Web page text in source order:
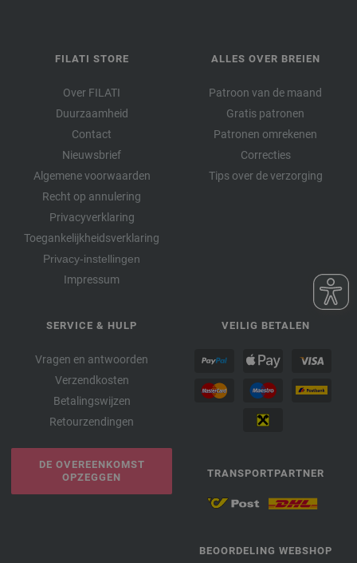
FILATI STORE
Over FILATI
Duurzaamheid
Contact
Nieuwsbrief
Algemene voorwaarden
Recht op annulering
Privacyverklaring
Toegankelijkheidsverklaring
Privacy-instellingen
Impressum
ALLES OVER BREIEN
Patroon van de maand
Gratis patronen
Patronen omrekenen
Correcties
Tips over de verzorging
SERVICE & HULP
Vragen en antwoorden
Verzendkosten
Betalingswijzen
Retourzendingen
DE OVEREENKOMST
OPZEGGEN
VEILIG BETALEN
TRANSPORTPARTNER
BEOORDELING WEBSHOP